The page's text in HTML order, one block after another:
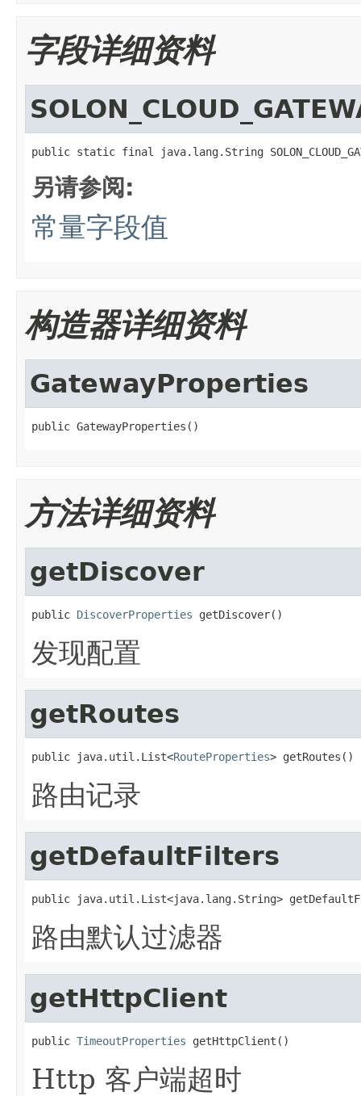
字段详细资料
public static final java.lang.String
另请参阅:
常量字段值
构造器详细资料
GatewayProperties
public GatewayProperties()
方法详细资料
getDiscover
public DiscoverProperties getDiscover()
发现配置
getRoutes
public java.util.List<RouteProperties> getRoutes()
路由记录
getDefaultFilters
public java.util.List<java.lang.String>
路由默认过滤器
getHttpClient
public TimeoutProperties getHttpClient()
Http 客户端超时